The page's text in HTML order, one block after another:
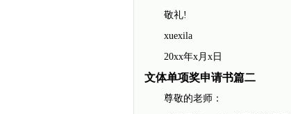
敬礼!
xuexila
20xx年x月x日
文体单项奖申请书篇二
尊敬的老师：